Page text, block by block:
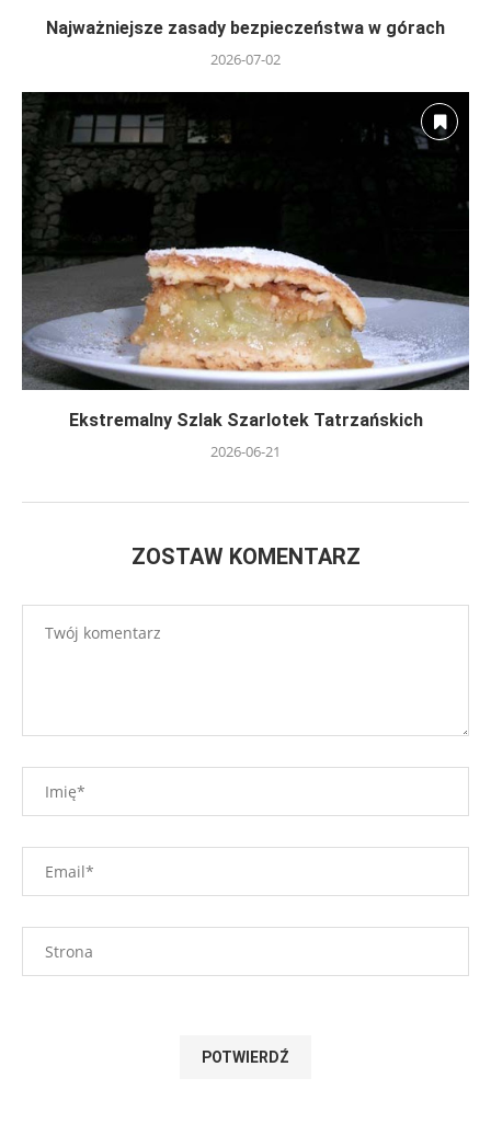
Najważniejsze zasady bezpieczeństwa w górach
2026-07-02
Ekstremalny Szlak Szarlotek Tatrzańskich
2026-06-21
ZOSTAW KOMENTARZ